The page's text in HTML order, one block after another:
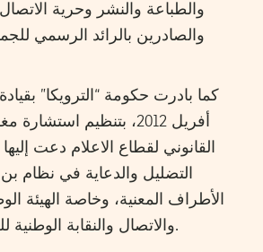
والطباعة والنشر وحرية
والصادرين بالرائد الرسمي
كما بادرت حكومة “الترويكا”
أفريل 2012، بتنظيم
القانوني لقطاع الاعلام دعت
التضليل والدعاية في نظام
الأطراف المعنية، وخاصة الهيئة
والاتصال والنقابة الوطنية للصحفيين التونسيين.